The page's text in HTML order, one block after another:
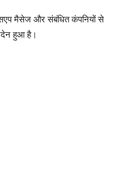
मैसेज और संबंधित कंपनियों से
हुआ है।